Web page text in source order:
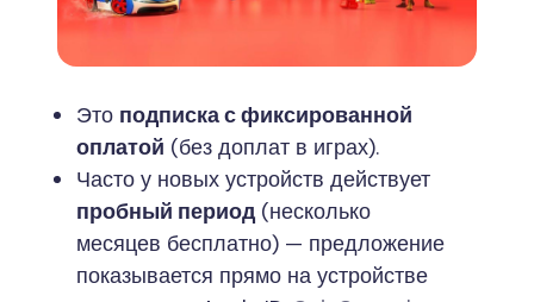
Это подписка с фиксированной
оплатой (без доплат в играх).
Часто у новых устройств действует
пробный период (несколько
месяцев бесплатно) — предложение
показывается прямо на устройстве